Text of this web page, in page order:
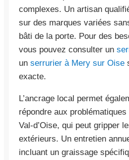
complexes. Un artisan
sur des marques variées
bâti de la porte. Pour des
vous pouvez consulter un
un serrurier à Mery sur Oise
exacte.
L’ancrage local permet
répondre aux problématiques
Val-d’Oise, qui peut gripper
extérieurs. Un entretien
incluant un graissage